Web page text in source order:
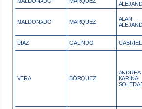
MALDONADO MARQUEZ
ALAN
DIAZ GALINDO
VERA BÓRQUEZ
ANDREA
KARINA